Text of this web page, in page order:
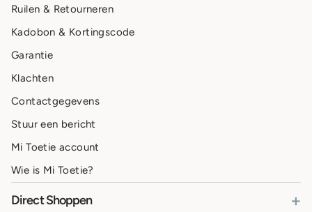
Ruilen & Retourneren
Kadobon & Kortingscode
Garantie
Klachten
Contactgegevens
Stuur een bericht
Mi Toetie account
Wie is Mi Toetie?
Direct Shoppen +